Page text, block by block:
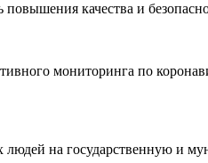
качества и
мониторинга по
людей на государственную и